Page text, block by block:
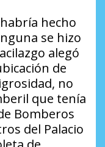
hecho
se hizo
alegó
de
no
que tenía
Bomberos
del Palacio